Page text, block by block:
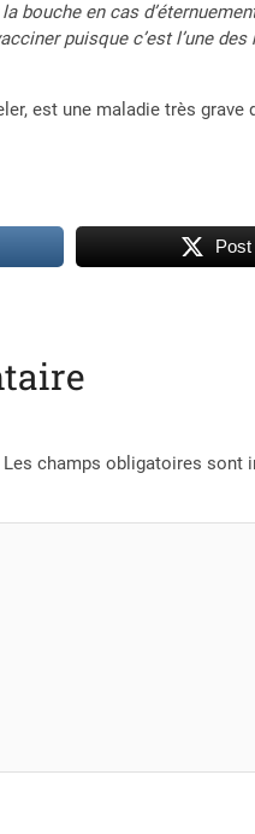
bouche en cas
puisque c’est l’une
est une maladie très
Post
Les champs obligatoires sont